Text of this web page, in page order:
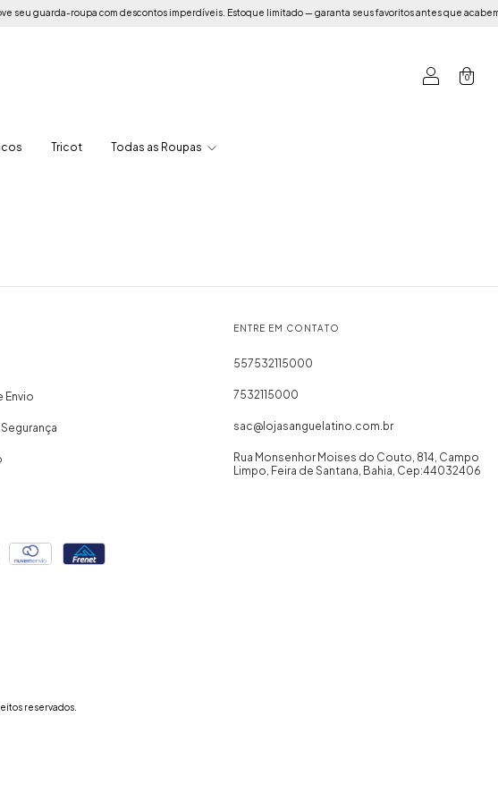
seu guarda-roupa com descontos imperdíveis. Estoque limitado — garanta seus favoritos antes que acabem!
0
Tricot Todas as Roupas
Envio
ENTRE EM CONTATO
557532115000
7532115000
sac@lojasanguelatino.com.br
Rua Monsenhor Moises do Couto, 814, Campo
Limpo, Feira de Santana, Bahia, Cep:44032406
reservados.